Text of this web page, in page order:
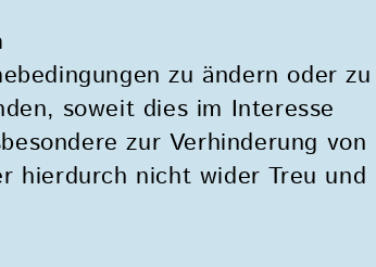
zu ändern oder zu
soweit dies im Interesse
zur Verhinderung von
hierdurch nicht wider Treu und